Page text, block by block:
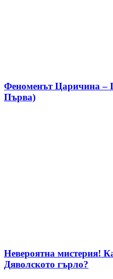
Феноменът Царичина –
Първа)
Невероятна мистерия!
Дяволското гърло?